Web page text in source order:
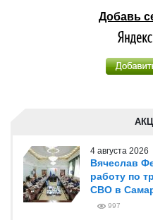
Добавь
4 августа 2026
Вячеслав
работу по
СВО в
997